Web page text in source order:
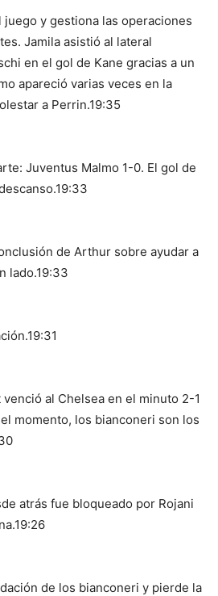
y gestiona las operaciones
Jamila asistió al lateral
en el gol de Kane gracias a un
apareció varias veces en la
a Perrin.19:35
Juventus Malmo 1-0. El gol de
19:33
de Arthur sobre ayudar a
lado.19:33
19:31
al Chelsea en el minuto 2-1
momento, los bianconeri son los
atrás fue bloqueado por Rojani
19:26
de los bianconeri y pierde la